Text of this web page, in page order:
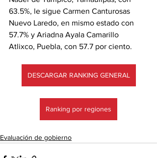
63.5%, le sigue Carmen Canturosas
Nuevo Laredo, en mismo estado con
57.7% y Ariadna Ayala Camarillo
Atlixco, Puebla, con 57.7 por ciento.
DESCARGAR RANKING GENERAL
Ranking por regiones
Evaluación de gobierno